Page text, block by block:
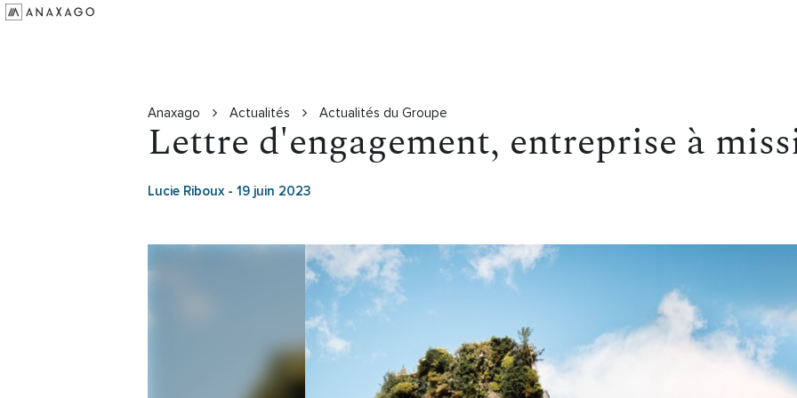
Anaxago Actualités Actualités du Groupe
Lettre d'engagement, entreprise à
Lucie Riboux-19 juin 2023